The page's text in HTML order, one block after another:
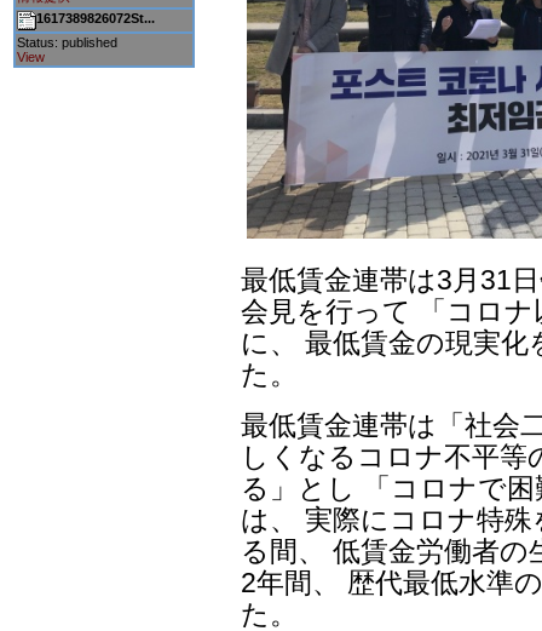
1617389826072St...
Status: published
View
最低賃金連帯は3月31
会見を行って 「コロ
に、 最低賃金の現実
た。
最低賃金連帯は「社会
しくなるコロナ不平
る」とし 「コロナで
は、 実際にコロナ特
る間、 低賃金労働者
2年間、 歴代最低水準
た。